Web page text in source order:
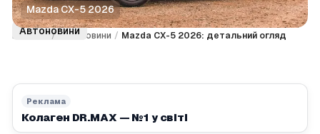
Mazda CX-5 2026
Головна / Автоновини / Mazda CX-5 2026: детальний огляд
Реклама
Колаген DR.MAX — №1 у світі
Автоновини